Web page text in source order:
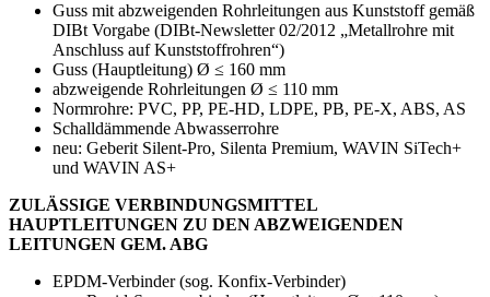
Guss mit abzweigenden Rohrleitungen aus Kunststoff gemäß
DIBt Vorgabe (DIBt-Newsletter 02/2012 „Metallrohre mit
Anschluss auf Kunststoffrohren“)
Guss (Hauptleitung) Ø ≤ 160 mm
abzweigende Rohrleitungen Ø ≤ 110 mm
Normrohre: PVC, PP, PE-HD, LDPE, PB, PE-X, ABS, AS
Schalldämmende Abwasserrohre
neu: Geberit Silent-Pro, Silenta Premium, WAVIN SiTech+
und WAVIN AS+
ZULÄSSIGE VERBINDUNGSMITTEL
HAUPTLEITUNGEN ZU DEN ABZWEIGENDEN
LEITUNGEN GEM. ABG
EPDM-Verbinder (sog. Konfix-Verbinder)